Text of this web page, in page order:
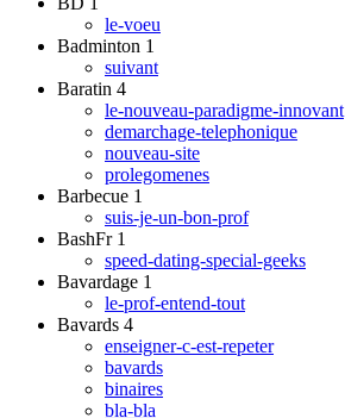
le-voeu
Badminton 1
suivant
Baratin 4
le-nouveau-paradigme-innovant
demarchage-telephonique
nouveau-site
prolegomenes
Barbecue 1
suis-je-un-bon-prof
BashFr 1
speed-dating-special-geeks
Bavardage 1
le-prof-entend-tout
Bavards 4
enseigner-c-est-repeter
bavards
binaires
bla-bla